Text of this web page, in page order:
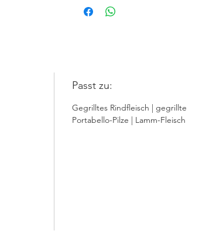
Passt zu:
Gegrilltes Rindfleisch | gegrillte
Portabello-Pilze | Lamm-Fleisch